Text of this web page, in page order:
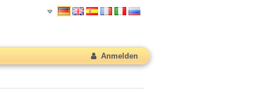
Anmelden